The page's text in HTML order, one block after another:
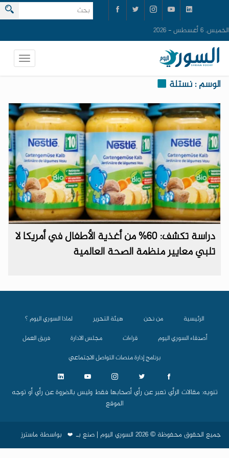
الخميس, 6 أغسطس - 2026
الوسم : نستلة
دراسة تكشف: 60% من أغذية الأطفال في أمريكا لا
تلبي معايير منظمة الصحة العالمية
الرئيسية من نحن هيئة التحرير
لماذا السوري اليوم ؟
أصدقاء السوري اليوم
قراءات مجلس الادارة
فريق العمل
برنامج إدارة منصات التواصل الاجتماعي
تنويه: مقالات الرأي تعبر عن رأي أصحابها فقط وليس بالضروة عن رأي أو توجه
الموقع
جميع الحقوق محفوظة © 2026 السوري اليوم | صنع بـ ❤️ بواسطة ماسترز